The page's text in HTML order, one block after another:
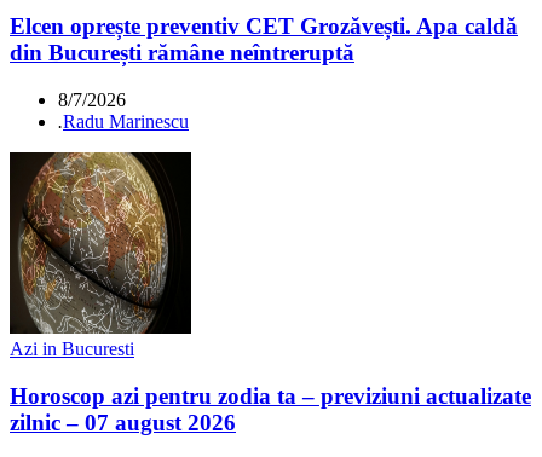
Elcen oprește preventiv CET Grozăvești. Apa caldă
din București rămâne neîntreruptă
8/7/2026
.Radu Marinescu
Azi in Bucuresti
Horoscop azi pentru zodia ta – previziuni actualizate
zilnic – 07 august 2026